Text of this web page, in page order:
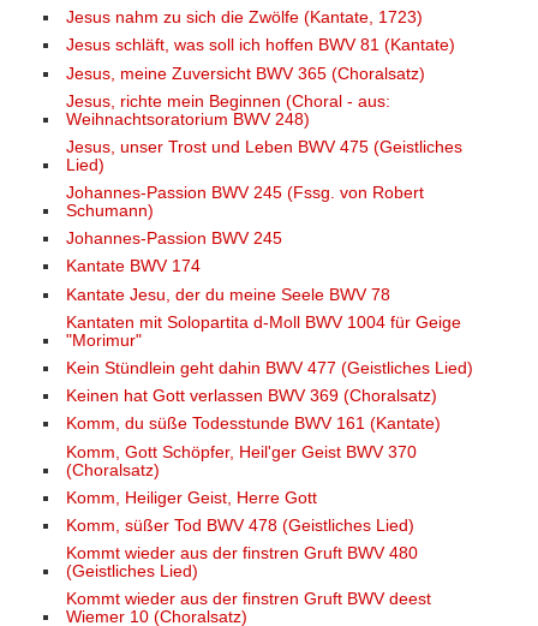
Jesus nahm zu sich die Zwölfe (Kantate, 1723)
Jesus schläft, was soll ich hoffen BWV 81 (Kantate)
Jesus, meine Zuversicht BWV 365 (Choralsatz)
Jesus, richte mein Beginnen (Choral - aus:
Weihnachtsoratorium BWV 248)
Jesus, unser Trost und Leben BWV 475 (Geistliches
Lied)
Johannes-Passion BWV 245 (Fssg. von Robert
Schumann)
Johannes-Passion BWV 245
Kantate BWV 174
Kantate Jesu, der du meine Seele BWV 78
Kantaten mit Solopartita d-Moll BWV 1004 für Geige
"Morimur"
Kein Stündlein geht dahin BWV 477 (Geistliches Lied)
Keinen hat Gott verlassen BWV 369 (Choralsatz)
Komm, du süße Todesstunde BWV 161 (Kantate)
Komm, Gott Schöpfer, Heil'ger Geist BWV 370
(Choralsatz)
Komm, Heiliger Geist, Herre Gott
Komm, süßer Tod BWV 478 (Geistliches Lied)
Kommt wieder aus der finstren Gruft BWV 480
(Geistliches Lied)
Kommt wieder aus der finstren Gruft BWV deest
Wiemer 10 (Choralsatz)